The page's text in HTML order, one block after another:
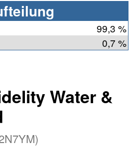
99,3 %
0,7 %
Water &